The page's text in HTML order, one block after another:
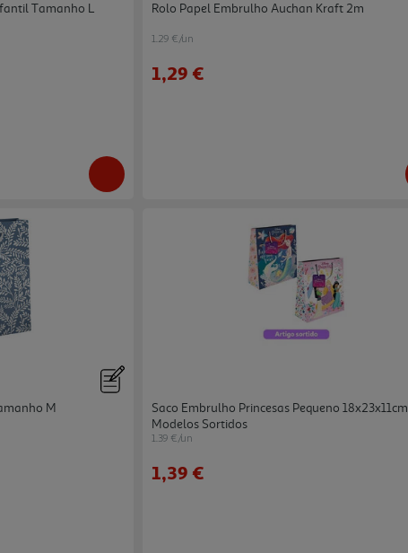
Tamanho L Rolo Papel Embrulho Auchan Kraft 2m
1.29 €/un
1,29 €
M
Saco Embrulho Princesas Pequeno 18x23x11cm
Modelos Sortidos
1.39 €/un
1,39 €